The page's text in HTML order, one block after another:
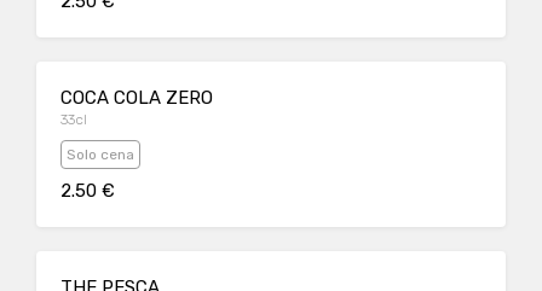
COCA COLA ZERO
33cl
Solo cena
2.50 €